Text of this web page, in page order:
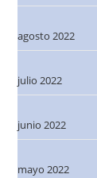
agosto 2022
julio 2022
junio 2022
mayo 2022